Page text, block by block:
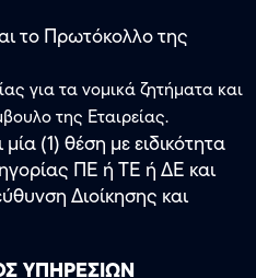
το Πρωτόκολλο της
για τα νομικά ζητήματα και
της Εταιρείας.
(1) θέση με ειδικότητα
ΠΕ ή ΤΕ ή ΔΕ και
Διοίκησης και
ΥΠΗΡΕΣΙΩΝ